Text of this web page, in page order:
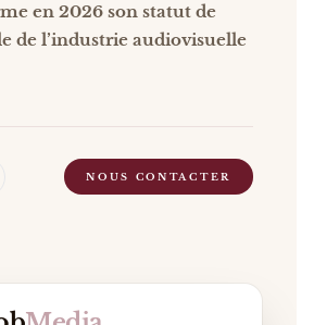
en 2026 son statut de
de l’industrie audiovisuelle
NOUS CONTACTER